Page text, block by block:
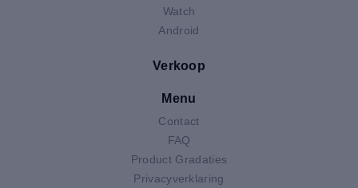
Watch
Android
Verkoop
Menu
Contact
FAQ
Product Gradaties
Privacyverklaring